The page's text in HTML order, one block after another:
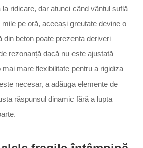
ridicare, dar atunci când vântul suflă
pe oră, aceeași greutate devine o
din beton poate prezenta deriveri
rezonanță dacă nu este ajustată
mare flexibilitate pentru a rigidiza
necesar, a adăuga elemente de
răspunsul dinamic fără a lupta